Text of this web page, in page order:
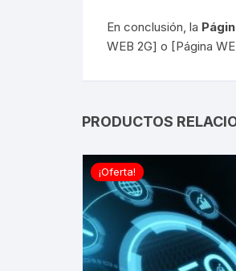
En conclusión, la
WEB 2G] o [Página
PRODUCTOS
¡Oferta!